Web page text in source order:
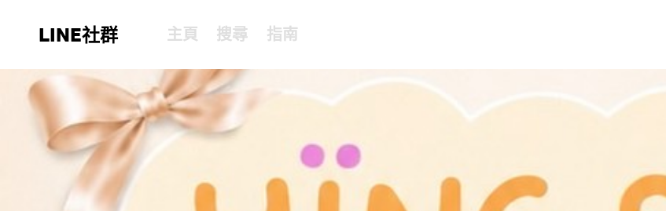
LINE社群 主頁 搜尋 指南